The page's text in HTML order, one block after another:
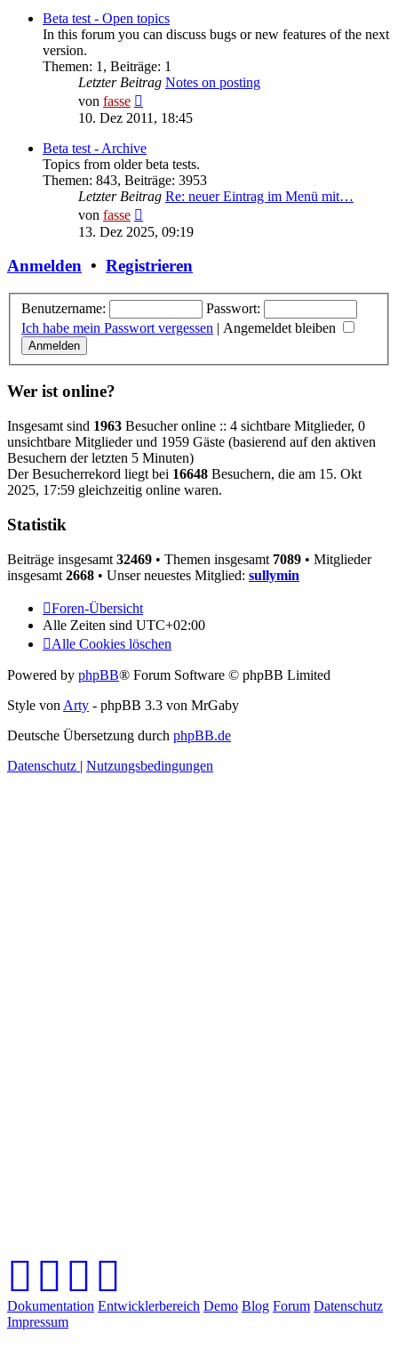
Beta test - Open topics
In this forum you can discuss bugs or new features of the next
version.
Themen: 1 , Beiträge: 1
Letzter Beitrag Notes on posting
von fasse
Beitrag
10. Dez 2011, 18:45
Beta test - Archive
Topics from older beta tests.
Themen: 843, Beiträge: 3953
Letzter Beitrag Re: neuer Eintrag im Menü mit…
von fasse
Beitrag
13. Dez 2025, 09:19
Anmelden • Registrieren
Benutzername:
Passwort:
Ich habe mein Passwort vergessen | Angemeldet bleiben
Wer ist online?
Insgesamt sind 1963 Besucher online :: 4 sichtbare Mitglieder, 0
unsichtbare Mitglieder und 1959 Gäste (basierend auf den aktiven
Besuchern der letzten 5 Minuten)
Der Besucherrekord liegt bei 16648 Besuchern, die am 15. Okt
2025, 17:59 gleichzeitig online waren.
Statistik
Beiträge insgesamt 32469 • Themen insgesamt 7089 • Mitglieder
insgesamt 2668 • Unser neuestes Mitglied: sullymin
Foren-Übersicht
Alle Zeiten sind UTC+02:00
Alle Cookies löschen
Powered by phpBB® Forum Software © phpBB Limited
Style von Arty - phpBB 3.3 von MrGaby
Deutsche Übersetzung durch phpBB.de
Datenschutz | Nutzungsbedingungen
Dokumentation Entwicklerbereich Demo Blog Forum Datenschutz
Impressum